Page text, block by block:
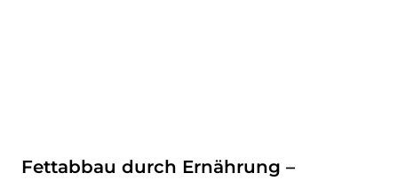
Fettabbau durch Ernährung –